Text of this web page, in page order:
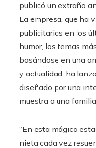
publicó un extraño
La empresa, que ha
publicitarias en los
humor, los temas
basándose en una
y actualidad, ha
diseñado por una
muestra a una
“En esta mágica
nieta cada vez